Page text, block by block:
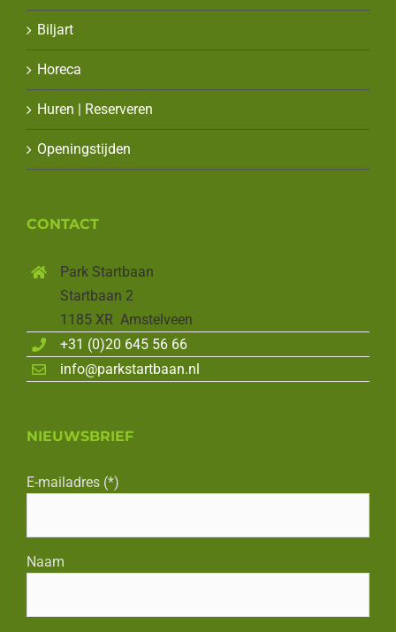
Biljart
Horeca
Huren | Reserveren
Openingstijden
CONTACT
Park Startbaan
Startbaan 2
1185 XR Amstelveen
+31 (0)20 645 56 66
info@parkstartbaan.nl
NIEUWSBRIEF
E-mailadres (*)
Naam